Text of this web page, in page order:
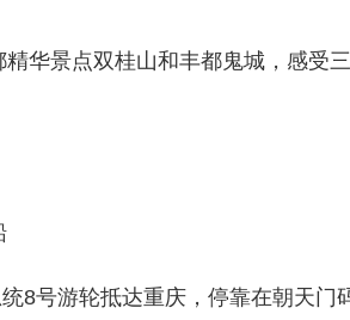
华景点双桂山和丰都鬼城，感受
8号游轮抵达重庆，停靠在朝天门